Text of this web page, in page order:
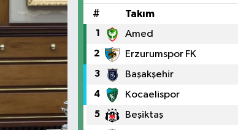
# Takım
1 Amed
2 Erzurumspor FK
3 Başakşehir
4 Kocaelispor
5 Beşiktaş